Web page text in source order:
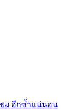
ม อีกซ้ำแน่นอน